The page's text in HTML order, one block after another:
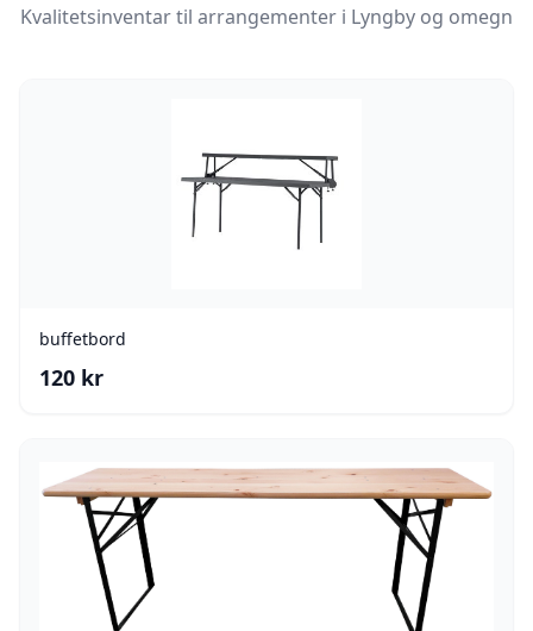
Kvalitetsinventar til arrangementer i Lyngby og omegn
buffetbord
120 kr